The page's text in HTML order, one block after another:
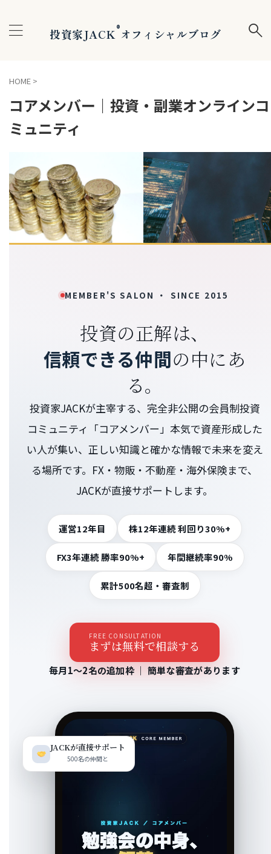
投資家JACK®オフィシャルブログ
HOME >
コアメンバー｜投資・副業オンラインコ
ミュニティ
MEMBER'S SALON ・ SINCE 2015
投資の正解は、
信頼できる仲間の中にあ
る。
投資家JACKが主宰する、完全非公開の会員制投資
コミュニティ「コアメンバー」本気で資産形成した
い人が集い、正しい知識と確かな情報で未来を変え
る場所です。FX・物販・不動産・海外保険まで、
JACKが直接サポートします。
運営12年目 株12年連続 利回り30%+
FX3年連続 勝率90%+ 年間継続率90%
累計500名超・審査制
FREE CONSULTATION
まずは無料で相談する
毎月1〜2名の追加枠 ｜ 簡単な審査があります
JACKが直接サポート
500名の仲間と